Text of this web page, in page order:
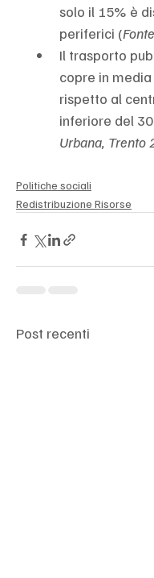
solo il 15% è
periferici (
Il trasporto
copre in
rispetto al
inferiore del
Urbana, Trento
Politiche sociali
Redistribuzione Risorse
Post recenti